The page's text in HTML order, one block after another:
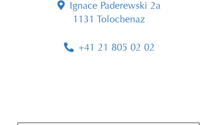
Ignace Paderewski 2a
1131 Tolochenaz
+41 21 805 02 02